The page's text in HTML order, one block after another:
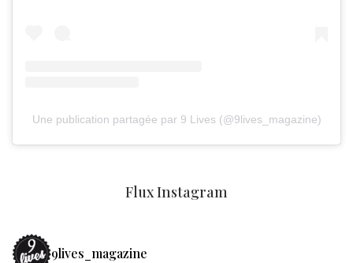
Une publication partagée par 9 Lives (@9lives_magazine)
Flux Instagram
9lives_magazine